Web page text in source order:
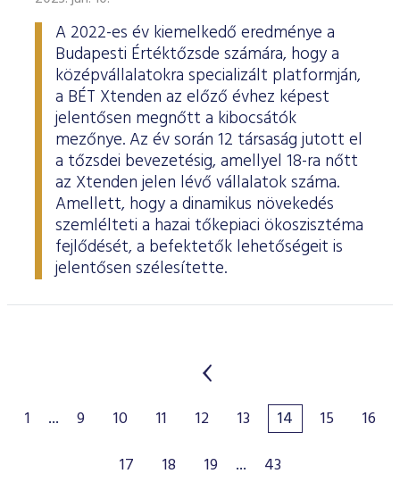
A 2022-es év kiemelkedő eredménye a
Budapesti Értéktőzsde számára, hogy a
középvállalatokra specializált platformján,
a BÉT Xtenden az előző évhez képest
jelentősen megnőtt a kibocsátók
mezőnye. Az év során 12 társaság jutott el
a tőzsdei bevezetésig, amellyel 18-ra nőtt
az Xtenden jelen lévő vállalatok száma.
Amellett, hogy a dinamikus növekedés
szemlélteti a hazai tőkepiaci ökoszisztéma
fejlődését, a befektetők lehetőségeit is
jelentősen szélesítette.
1 ... 9 10 11 12 13 14 15
16
17
18 19 ... 43